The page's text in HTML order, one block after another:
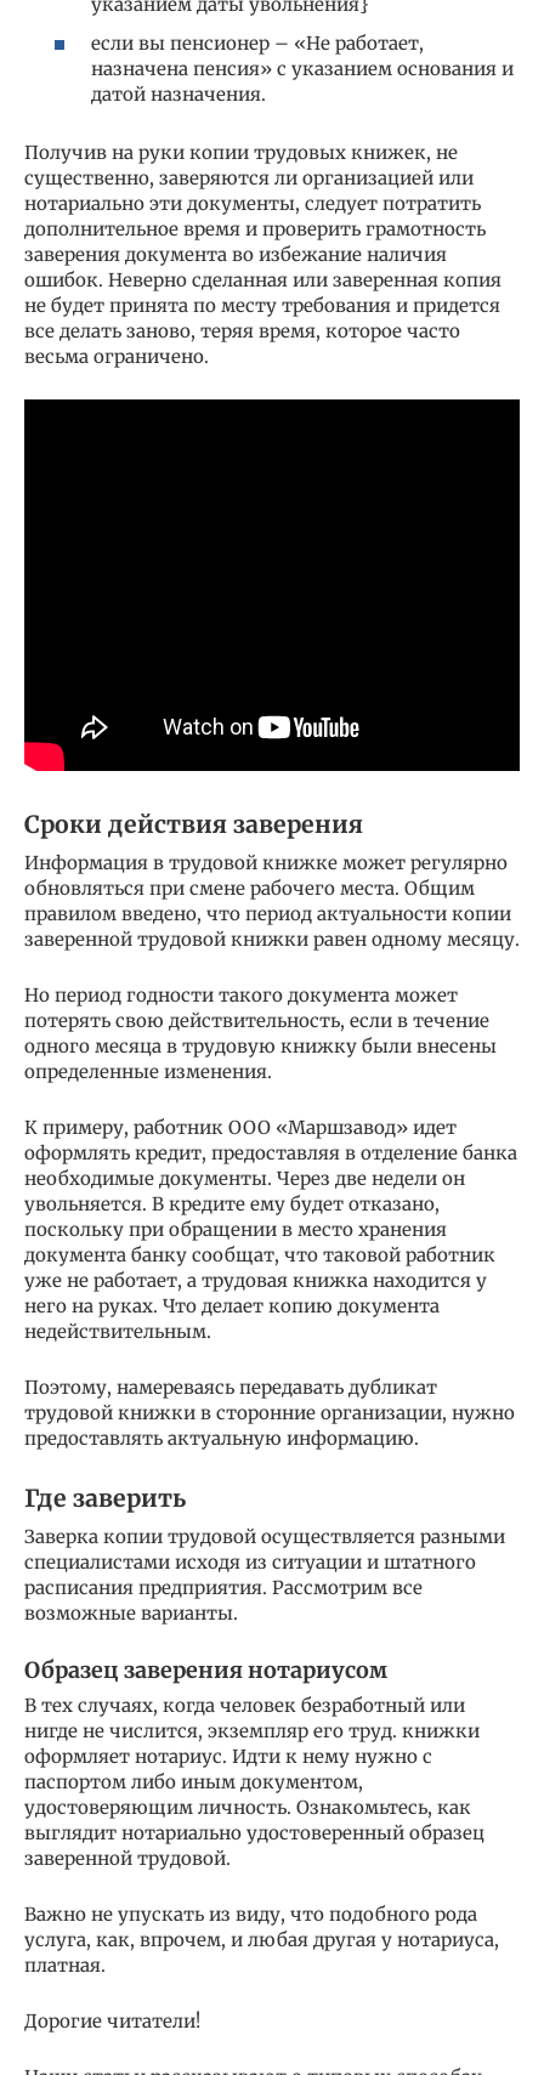
если вы пенсионер – «Не работает,
назначена пенсия» с указанием основания и
датой назначения.
Получив на руки копии трудовых книжек, не
существенно, заверяются ли организацией или
нотариально эти документы, следует потратить
дополнительное время и проверить грамотность
заверения документа во избежание наличия
ошибок. Неверно сделанная или заверенная копия
не будет принята по месту требования и придется
все делать заново, теряя время, которое часто
весьма ограничено.
Сроки действия заверения
Информация в трудовой книжке может регулярно
обновляться при смене рабочего места. Общим
правилом введено, что период актуальности копии
заверенной трудовой книжки равен одному месяцу.
Но период годности такого документа может
потерять свою действительность, если в течение
одного месяца в трудовую книжку были внесены
определенные изменения.
К примеру, работник ООО «Маршзавод» идет
оформлять кредит, предоставляя в отделение банка
необходимые документы. Через две недели он
увольняется. В кредите ему будет отказано,
поскольку при обращении в место хранения
документа банку сообщат, что таковой работник
уже не работает, а трудовая книжка находится у
него на руках. Что делает копию документа
недействительным.
Поэтому, намереваясь передавать дубликат
трудовой книжки в сторонние организации, нужно
предоставлять актуальную информацию.
Где заверить
Заверка копии трудовой осуществляется разными
специалистами исходя из ситуации и штатного
расписания предприятия. Рассмотрим все
возможные варианты.
Образец заверения нотариусом
В тех случаях, когда человек безработный или
нигде не числится, экземпляр его труд. книжки
оформляет нотариус. Идти к нему нужно с
паспортом либо иным документом,
удостоверяющим личность. Ознакомьтесь, как
выглядит нотариально удостоверенный образец
заверенной трудовой.
Важно не упускать из виду, что подобного рода
услуга, как, впрочем, и любая другая у нотариуса,
платная.
Дорогие читатели!